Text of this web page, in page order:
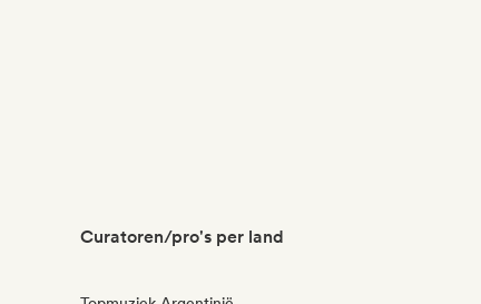
Curatoren/pro's per land